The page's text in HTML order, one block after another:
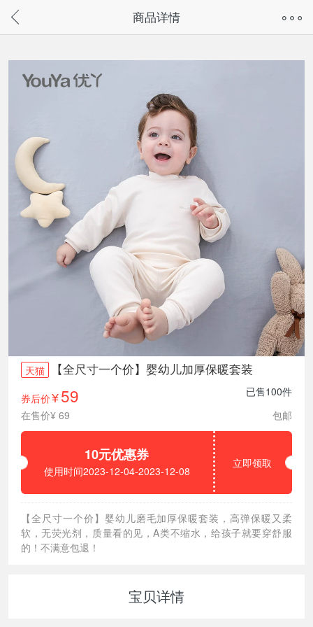
请通过微信或支付宝搜“奇兔客小程序”访问
商品详情
天猫 【全尺寸一个价】婴幼儿加厚保暖套装
券后价¥ 59
已售100件
在售价¥ 69
包邮
10元优惠券
使用时间2023-12-04-2023-12-08
立即领取
【全尺寸一个价】婴幼儿磨毛加厚保暖套装，高弹保暖又柔
软，无荧光剂，质量看的见，A类不缩水，给孩子就要穿舒服
的！不满意包退！
宝贝详情